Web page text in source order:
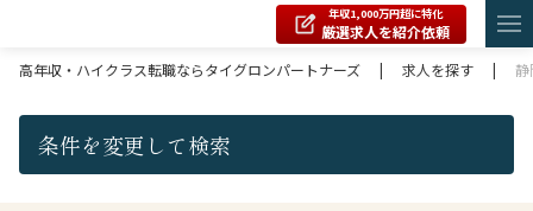
年収1,000万円超に特化
厳選求人を紹介依頼
高年収・ハイクラス転職ならタイグロンパートナーズ
| 求人を探す |
条件を変更して検索